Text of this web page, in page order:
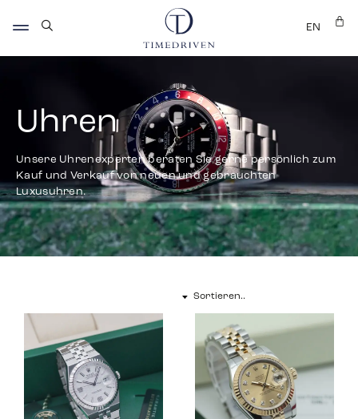
EN
Uhren
Unsere Uhrenexperten beraten Sie gerne persönlich zum
Kauf und Verkauf von neuen und gebrauchten
Luxusuhren.